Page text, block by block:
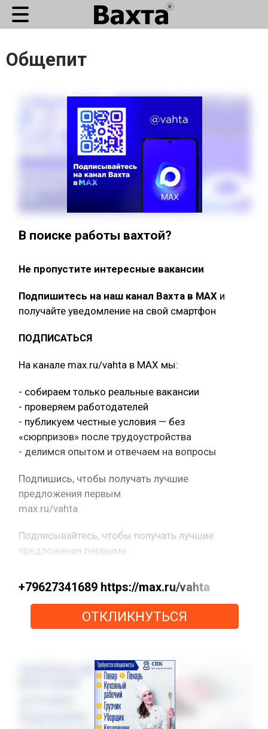
Общепит
В поиске работы вахтой?
Не пропустите интересные вакансии
Подпишитесь на наш канал Вахта в МАХ и
получайте уведомление на свой смартфон
ПОДПИСАТЬСЯ
На канале max.ru/vahta в MAX мы:
- собираем только реальные вакансии
- проверяем работодателей
- публикуем честные условия — без
«сюрпризов» после трудоустройства
- делимся опытом и отвечаем на вопросы
Подпишись, чтобы получать лучшие
предложения первым
max.ru/vahta
Подписывайтесь, чтобы получать лучшие
предложения первыми
+79627341689 https://max.ru/vahta
ОТКЛИКНУТЬСЯ